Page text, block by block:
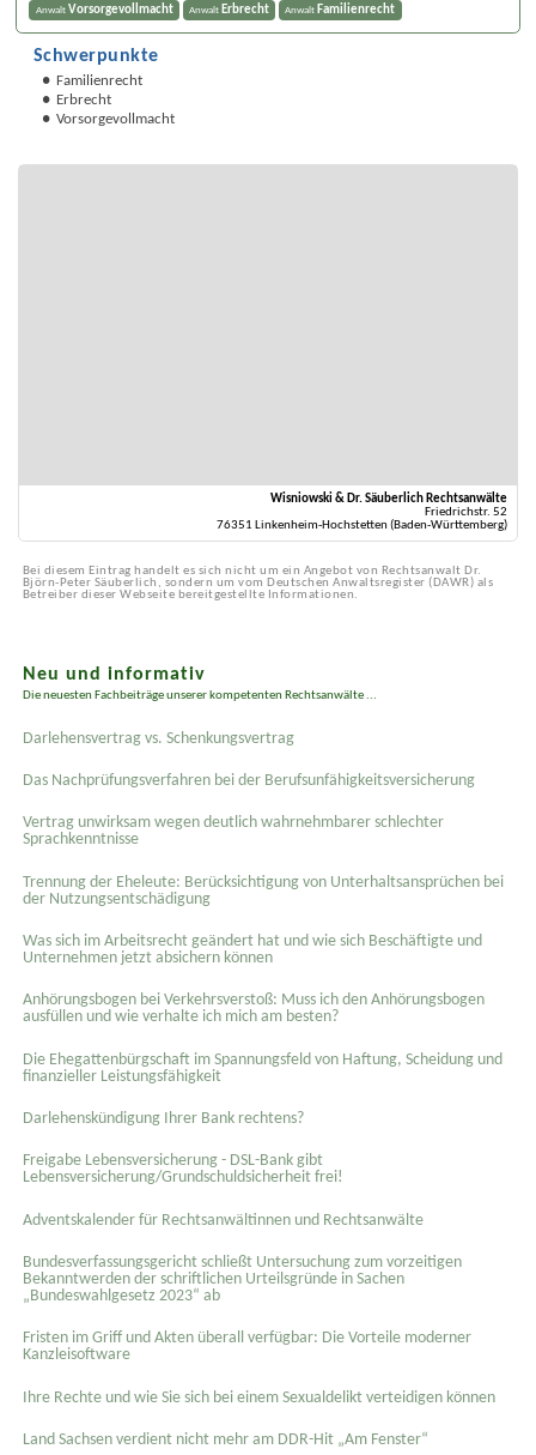
Anwalt Vorsorgevollmacht Anwalt Erbrecht Anwalt Familienrecht
Schwerpunkte
Familienrecht
Erbrecht
Vorsorgevollmacht
Wisniowski & Dr. Säuberlich Rechtsanwälte
Friedrichstr. 52
76351 Linkenheim-Hochstetten (Baden-Württemberg)
Bei diesem Eintrag handelt es sich nicht um ein Angebot von Rechtsanwalt Dr.
Björn-Peter Säuberlich, sondern um vom Deutschen Anwaltsregister (DAWR) als
Betreiber dieser Webseite bereitgestellte Informationen.
Neu und informativ
Die neuesten Fachbeiträge unserer kompetenten Rechtsanwälte ...
Darlehensvertrag vs. Schenkungsvertrag
Das Nachprüfungsverfahren bei der Berufsunfähigkeitsversicherung
Vertrag unwirksam wegen deutlich wahrnehmbarer schlechter
Sprachkenntnisse
Trennung der Eheleute: Berücksichtigung von Unterhaltsansprüchen bei
der Nutzungsentschädigung
Was sich im Arbeitsrecht geändert hat und wie sich Beschäftigte und
Unternehmen jetzt absichern können
Anhörungsbogen bei Verkehrsverstoß: Muss ich den Anhörungsbogen
ausfüllen und wie verhalte ich mich am besten?
Die Ehegattenbürgschaft im Spannungsfeld von Haftung, Scheidung und
finanzieller Leistungsfähigkeit
Darlehenskündigung Ihrer Bank rechtens?
Freigabe Lebensversicherung - DSL-Bank gibt
Lebensversicherung/Grundschuldsicherheit frei!
Adventskalender für Rechtsanwältinnen und Rechtsanwälte
Bundesverfassungsgericht schließt Untersuchung zum vorzeitigen
Bekanntwerden der schriftlichen Urteilsgründe in Sachen
„Bundeswahlgesetz 2023“ ab
Fristen im Griff und Akten überall verfügbar: Die Vorteile moderner
Kanzleisoftware
Ihre Rechte und wie Sie sich bei einem Sexual­delikt verteidigen können
Land Sachsen verdient nicht mehr am DDR-Hit „Am Fenster“